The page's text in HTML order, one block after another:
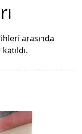
arasında